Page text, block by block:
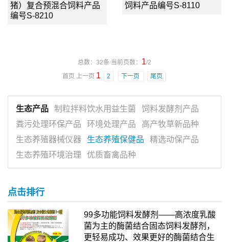
猪）复合预混合饲料产品
编号S-8210
饲料产品编号S-8110
总数：32条 当前页数： 1/2
首页 上一页 1 2 下一页 尾页
生态产品 制粒拌料饮水用益生菌
饲料发酵剂产品
粪污处理环保产品
环境处理产品
高产牧草新品种
生态养殖器械仪器
生态养殖保健品
精选动保产品
生态养殖环境治理
优质畜禽品种
点击排行
99多功能饲料发酵剂——高浓度乳酸
菌为主的酶菌结合固态饲料发酵剂，
更轻易成功、效果更好的酶菌结合生